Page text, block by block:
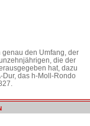
den Umfang, der
die der
hat, dazu
Dur, das h-Moll-Rondo